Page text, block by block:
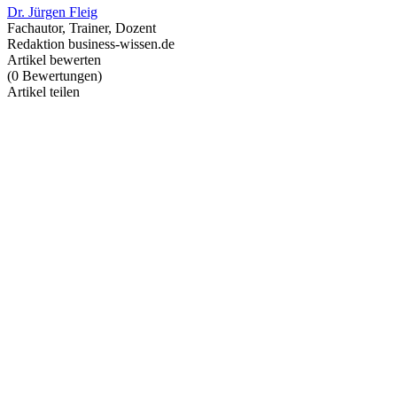
Dr. Jürgen Fleig
Fachautor, Trainer, Dozent
Redaktion business-wissen.de
Artikel bewerten
(0 Bewertungen)
Artikel teilen